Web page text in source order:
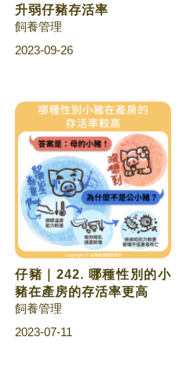
升弱仔豬存活率
飼養管理
2023-09-26
仔豬｜242. 哪種性別的小
豬在產房的存活率更高
飼養管理
2023-07-11